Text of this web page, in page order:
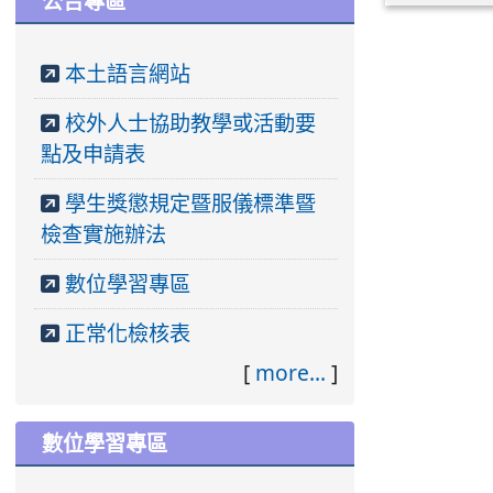
本土語言網站
校外人士協助教學或活動要
點及申請表
學生獎懲規定暨服儀標準暨
檢查實施辦法
數位學習專區
正常化檢核表
[ more... ]
數位學習專區